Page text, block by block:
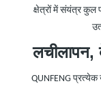
क्षेत्रों में संयंत्र कुल
लचीलापन,
QUNFENG प्रत्येक